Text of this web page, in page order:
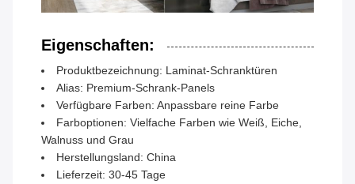
Eigenschaften:
Produktbezeichnung: Laminat-Schranktüren
Alias: Premium-Schrank-Panels
Verfügbare Farben: Anpassbare reine Farbe
Farboptionen: Vielfache Farben wie Weiß, Eiche,
Walnuss und Grau
Herstellungsland: China
Lieferzeit: 30-45 Tage